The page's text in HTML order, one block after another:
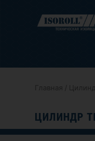
Главная /
ЦИЛИНДР